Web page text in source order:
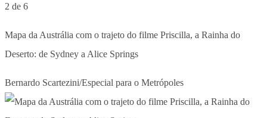
2 de 6
Mapa da Austrália com o trajeto do filme Priscilla, a Rainha do
Deserto: de Sydney a Alice Springs
Bernardo Scartezini/Especial para o Metrópoles